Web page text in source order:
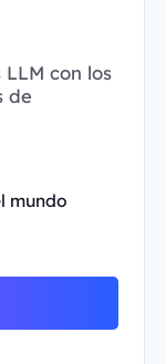
con los
de
mundo